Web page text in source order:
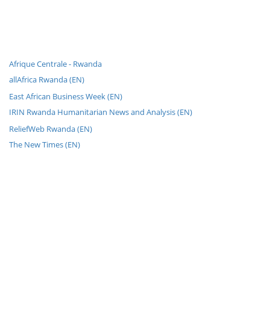
Afrique Centrale - Rwanda
allAfrica Rwanda (EN)
East African Business Week (EN)
IRIN Rwanda Humanitarian News and Analysis (EN)
ReliefWeb Rwanda (EN)
The New Times (EN)